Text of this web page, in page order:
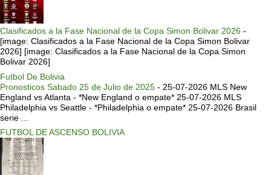
Clasificados a la Fase Nacional de la Copa Simon Bolivar 2026 -
[image: Clasificados a la Fase Nacional de la Copa Simon Bolivar
2026] [image: Clasificados a la Fase Nacional de la Copa Simon
Bolivar 2026]
Futbol De Bolivia
Pronosticos Sabado 25 de Julio de 2025 - 25-07-2026 MLS New
England vs Atlanta - *New England o empate* 25-07-2026 MLS
Philadelphia vs Seattle - *Philadelphia o empate* 25-07-2026 Brasil
serie ...
FUTBOL DE ASCENSO BOLIVIA